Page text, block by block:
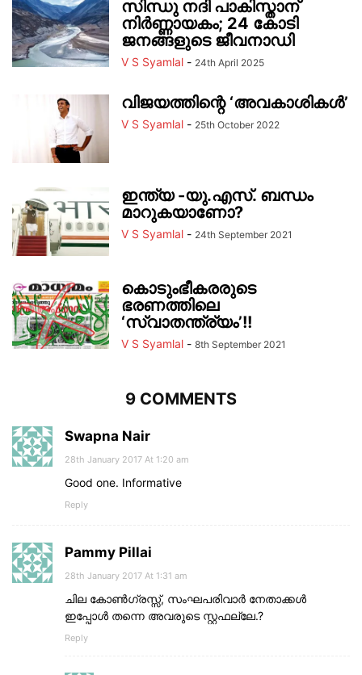
സിന്ധു നദി പാകിസ്താന്
നിർണ്ണായകം; 24 കോടി
ജനങ്ങളുടെ ജീവനാഡി
V S Syamlal - 24th April 2025
വിജയത്തിന്റെ ‘അവകാശികള്‍’
V S Syamlal - 25th October 2022
ഇന്ത്യ -യു.എസ്. ബന്ധം
മാറുകയാണോ?
V S Syamlal - 24th September 2021
കൊടുംഭീകരരുടെ
ഭരണത്തിലെ
‘സ്വാതന്ത്ര്യം’!!
V S Syamlal - 8th September 2021
9 COMMENTS
Swapna Nair
28th January 2017 At 1:20 am
Good one. Informative
Reply
Pammy Pillai
28th January 2017 At 1:31 am
ചില കോണ്‍ഗ്രസ്സ്, സംഘപരിവാര്‍ നേതാക്കള്‍
ഇപ്പോള്‍ തന്നെ അവരുടെ സ്റ്റഫല്ലേ.?
Reply